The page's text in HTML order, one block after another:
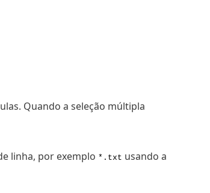
Quando a seleção múltipla
linha, por exemplo *.txt usando a